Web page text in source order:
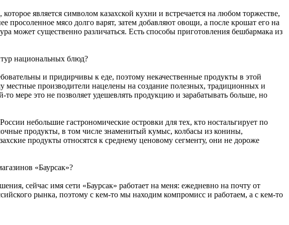
является символом казахской кухни и встречается на любом торжестве,
просоленное мясо долго варят, затем добавляют овощи, а после крошат его на
может существенно различаться. Есть способы приготовления бешбармака из
национальных блюд?
и придирчивы к еде, поэтому некачественные продукты в этой
производители нацелены на создание полезных, традиционных и
мере это не позволяет удешевлять продукцию и зарабатывать больше, но
небольшие гастрономические островки для тех, кто ностальгирует по
продукты, в том числе знаменитый кумыс, колбасы из конины,
продукты относятся к среднему ценовому сегменту, они не дороже
«Баурсак»?
сейчас имя сети «Баурсак» работает на меня: ежедневно на почту от
рынка, поэтому с кем-то мы находим компромисс и работаем, а с кем-то